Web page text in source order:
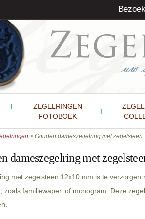
ZEGELRINGEN
FOTOBOEK
> Gouden dameszegelring met zegelsteen
dameszegelring met
met zegelsteen 12x10 mm is te verzorgen
zoals familiewapen of monogram. Deze